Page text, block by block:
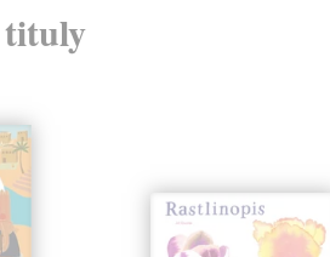
tituly